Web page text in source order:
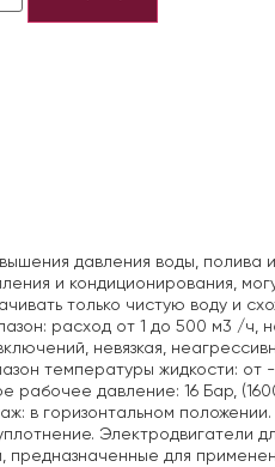
давления воды,
и кондиционирования,
только чистую воду и
расход от 1 до 500 м3 /ч,
невязкая,
температуры жидкости: от -
рабочее давление: 16 Бар,
в горизонтальном положении.
Электродвигатели
для